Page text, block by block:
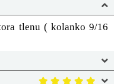
tlenu ( kolanko 9/16